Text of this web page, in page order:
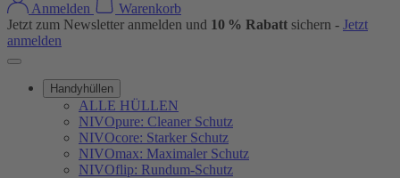
Anmelden
Warenkorb
Jetzt zum Newsletter anmelden und 10 % Rabatt sichern - Jetzt
anmelden
Handyhüllen
ALLE HÜLLEN
NIVOpure: Cleaner Schutz
NIVOcore: Starker Schutz
NIVOmax: Maximaler Schutz
NIVOflip: Rundum-Schutz